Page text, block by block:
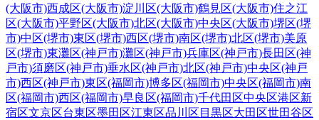
(大阪市)西成区(大阪市)淀川区(大阪市)鶴見区(大阪市)住之江
区(大阪市)平野区(大阪市)北区(大阪市)中央区(大阪市)堺区(堺
市)中区(堺市)東区(堺市)西区(堺市)南区(堺市)北区(堺市)美原
区(堺市)東灘区(神戸市)灘区(神戸市)兵庫区(神戸市)長田区(神
戸市)須磨区(神戸市)垂水区(神戸市)北区(神戸市)中央区(神戸
市)西区(神戸市)東区(福岡市)博多区(福岡市)中央区(福岡市)南
区(福岡市)西区(福岡市)早良区(福岡市)千代田区中央区港区新
宿区文京区台東区墨田区江東区品川区 目黒区大田区世田谷区